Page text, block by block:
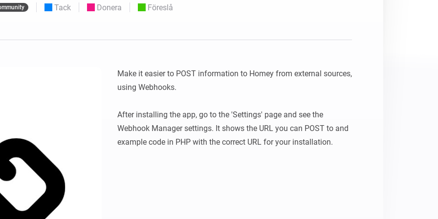
Homey Energy Dongle Homey Pro
Moods
Välj eller skapa förinställningar för
Tack Donera Föreslå
Make it easier to POST information to Homey from external sources,
using Webhooks.
After installing the app, go to the 'Settings' page and see the
Webhook Manager settings. It shows the URL you can POST to and